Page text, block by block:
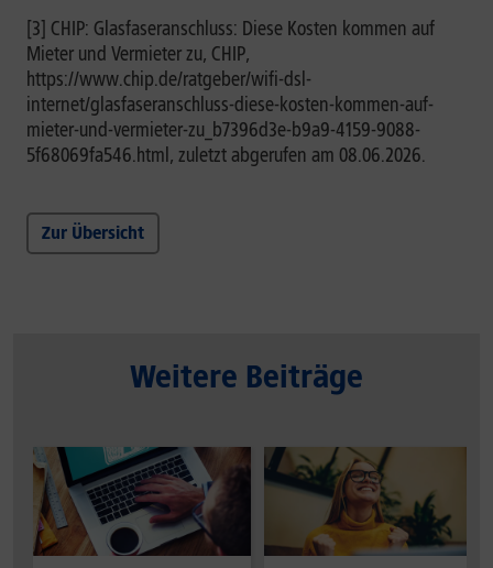
[3] CHIP: Glasfaseranschluss: Diese Kosten kommen auf
Mieter und Vermieter zu, CHIP,
https://www.chip.de/ratgeber/wifi-dsl-
internet/glasfaseranschluss-diese-kosten-kommen-auf-
mieter-und-vermieter-zu_b7396d3e-b9a9-4159-9088-
5f68069fa546.html, zuletzt abgerufen am 08.06.2026.
Zur Übersicht
Weitere Beiträge